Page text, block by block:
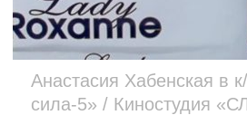
Анастасия Хабенская в
сила-5» / Киностудия